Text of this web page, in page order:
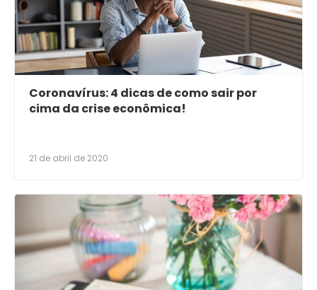
Coronavírus: 4 dicas de como sair por
cima da crise econômica!
21 de abril de 2020